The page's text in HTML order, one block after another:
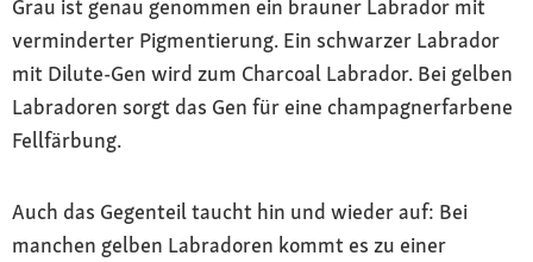
Grau ist genau genommen ein brauner Labrador mit
verminderter Pigmentierung. Ein schwarzer Labrador
mit Dilute-Gen wird zum Charcoal Labrador. Bei gelben
Labradoren sorgt das Gen für eine champagnerfarbene
Fellfärbung.
Auch das Gegenteil taucht hin und wieder auf: Bei
manchen gelben Labradoren kommt es zu einer